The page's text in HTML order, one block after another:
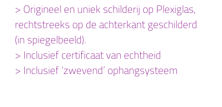
> Origineel en uniek schilderij op Plexiglas,
rechtstreeks op de achterkant geschilderd
(in spiegelbeeld).
> Inclusief certificaat van echtheid
> Inclusief ‘zwevend’ ophangsysteem